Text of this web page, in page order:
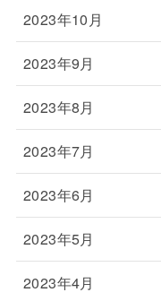
2023年10月
2023年9月
2023年8月
2023年7月
2023年6月
2023年5月
2023年4月